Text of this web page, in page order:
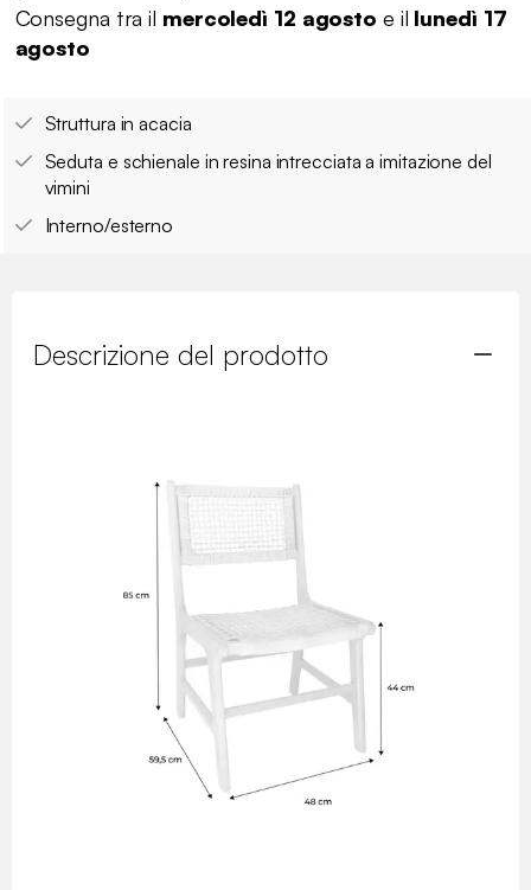
Consegna tra il mercoledì 12 agosto e il lunedì 17
agosto
Struttura in acacia
Seduta e schienale in resina intrecciata a imitazione del
vimini
Interno/esterno
Descrizione del prodotto